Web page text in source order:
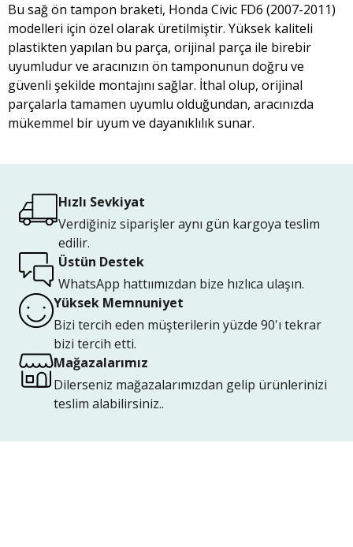
Bu sağ ön tampon braketi, Honda Civic FD6 (2007-2011)
modelleri için özel olarak üretilmiştir. Yüksek kaliteli
plastikten yapılan bu parça, orijinal parça ile birebir
uyumludur ve aracınızın ön tamponunun doğru ve
güvenli şekilde montajını sağlar. İthal olup, orijinal
parçalarla tamamen uyumlu olduğundan, aracınızda
mükemmel bir uyum ve dayanıklılık sunar.
Hızlı Sevkiyat
Verdiğiniz siparişler aynı gün kargoya teslim
edilir.
Üstün Destek
WhatsApp hattıımızdan bize hızlıca ulaşın.
Yüksek Memnuniyet
Bizi tercih eden müşterilerin yüzde 90'ı tekrar
bizi tercih etti.
Mağazalarımız
Dilerseniz mağazalarımızdan gelip ürünlerinizi
teslim alabilirsiniz..